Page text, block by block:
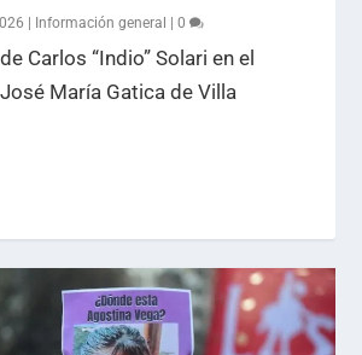
Información general |0
Carlos “Indio” Solari en el
María Gatica de Villa